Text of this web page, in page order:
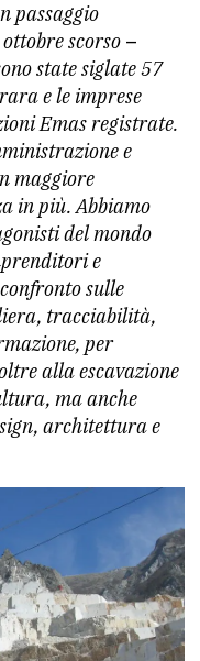
passaggio
scorso –
state siglate 57
e le imprese
Emas registrate.
e
maggiore
in più. Abbiamo
del mondo
e
sulle
tracciabilità,
per
alla escavazione
ma anche
architettura e